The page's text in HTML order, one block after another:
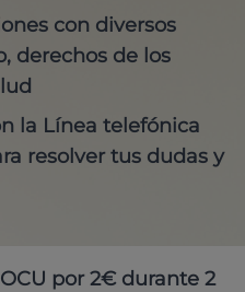
con diversos
derechos de los
la Línea telefónica
resolver tus dudas y
por 2€ durante 2